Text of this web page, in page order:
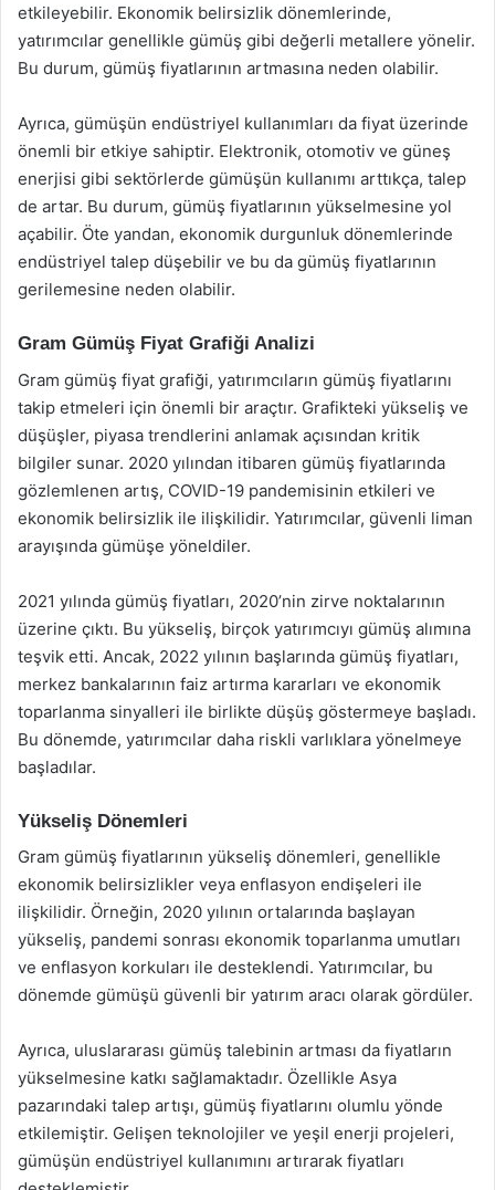
etkileyebilir. Ekonomik belirsizlik dönemlerinde,
yatırımcılar genellikle gümüş gibi değerli metallere yönelir.
Bu durum, gümüş fiyatlarının artmasına neden olabilir.
Ayrıca, gümüşün endüstriyel kullanımları da fiyat üzerinde
önemli bir etkiye sahiptir. Elektronik, otomotiv ve güneş
enerjisi gibi sektörlerde gümüşün kullanımı arttıkça, talep
de artar. Bu durum, gümüş fiyatlarının yükselmesine yol
açabilir. Öte yandan, ekonomik durgunluk dönemlerinde
endüstriyel talep düşebilir ve bu da gümüş fiyatlarının
gerilemesine neden olabilir.
Gram Gümüş Fiyat Grafiği Analizi
Gram gümüş fiyat grafiği, yatırımcıların gümüş fiyatlarını
takip etmeleri için önemli bir araçtır. Grafikteki yükseliş ve
düşüşler, piyasa trendlerini anlamak açısından kritik
bilgiler sunar. 2020 yılından itibaren gümüş fiyatlarında
gözlemlenen artış, COVID-19 pandemisinin etkileri ve
ekonomik belirsizlik ile ilişkilidir. Yatırımcılar, güvenli liman
arayışında gümüşe yöneldiler.
2021 yılında gümüş fiyatları, 2020’nin zirve noktalarının
üzerine çıktı. Bu yükseliş, birçok yatırımcıyı gümüş alımına
teşvik etti. Ancak, 2022 yılının başlarında gümüş fiyatları,
merkez bankalarının faiz artırma kararları ve ekonomik
toparlanma sinyalleri ile birlikte düşüş göstermeye başladı.
Bu dönemde, yatırımcılar daha riskli varlıklara yönelmeye
başladılar.
Yükseliş Dönemleri
Gram gümüş fiyatlarının yükseliş dönemleri, genellikle
ekonomik belirsizlikler veya enflasyon endişeleri ile
ilişkilidir. Örneğin, 2020 yılının ortalarında başlayan
yükseliş, pandemi sonrası ekonomik toparlanma umutları
ve enflasyon korkuları ile desteklendi. Yatırımcılar, bu
dönemde gümüşü güvenli bir yatırım aracı olarak gördüler.
Ayrıca, uluslararası gümüş talebinin artması da fiyatların
yükselmesine katkı sağlamaktadır. Özellikle Asya
pazarındaki talep artışı, gümüş fiyatlarını olumlu yönde
etkilemiştir. Gelişen teknolojiler ve yeşil enerji projeleri,
gümüşün endüstriyel kullanımını artırarak fiyatları